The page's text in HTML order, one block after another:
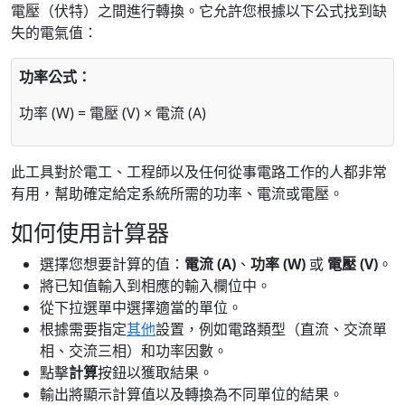
電壓（伏特）之間進行轉換。它允許您根據以下公式找到缺
失的電氣值：
功率公式：
功率 (W) = 電壓 (V) × 電流 (A)
此工具對於電工、工程師以及任何從事電路工作的人都非常
有用，幫助確定給定系統所需的功率、電流或電壓。
如何使用計算器
選擇您想要計算的值： 電流 (A) 、 功率 (W) 或 電壓 (V) 。
將已知值輸入到相應的輸入欄位中。
從下拉選單中選擇適當的單位。
根據需要指定其他設置，例如電路類型（直流、交流單
相、交流三相）和功率因數。
點擊計算按鈕以獲取結果。
輸出將顯示計算值以及轉換為不同單位的結果。